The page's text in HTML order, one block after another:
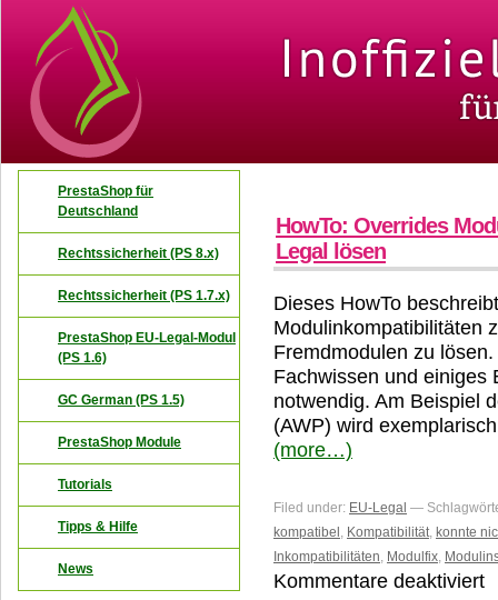
HowTo: Overrides
Legal lösen
Dieses HowTo
Modulinkompatibilitäten
Fremdmodulen zu
Fachwissen und einiges
notwendig. Am Beispiel
(AWP) wird
(more…)
Filed under: EU-Legal —
kompatibel , Kompatibilität, konnte
Inkompatibilitäten, Modulfix,
Kommentare deaktiviert
PrestaShop für
Deutschland
Rechtssicherheit (PS 8.x)
Rechtssicherheit (PS 1.7.x)
PrestaShop EU-Legal-Modul
(PS 1.6)
GC German (PS 1.5)
PrestaShop Module
Tutorials
Tipps & Hilfe
News